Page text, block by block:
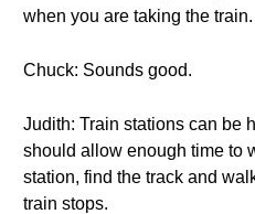
when you are taking the train.
Chuck: Sounds good.
Judith: Train stations can be
should allow enough time to
station, find the track and
train stops.